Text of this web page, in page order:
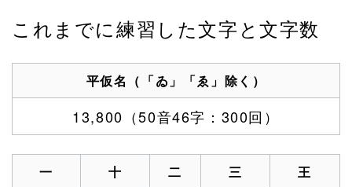
これまでに練習した文字と文字数
平仮名（「ゐ」「ゑ」除く）
13,800（50音46字：300回）
一 十 二 三 王